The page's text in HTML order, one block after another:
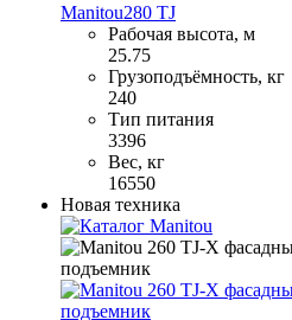
Manitou280 TJ
Рабочая высота, м
25.75
Грузоподъёмность, кг
240
Тип питания
3396
Вес, кг
16550
Новая техника